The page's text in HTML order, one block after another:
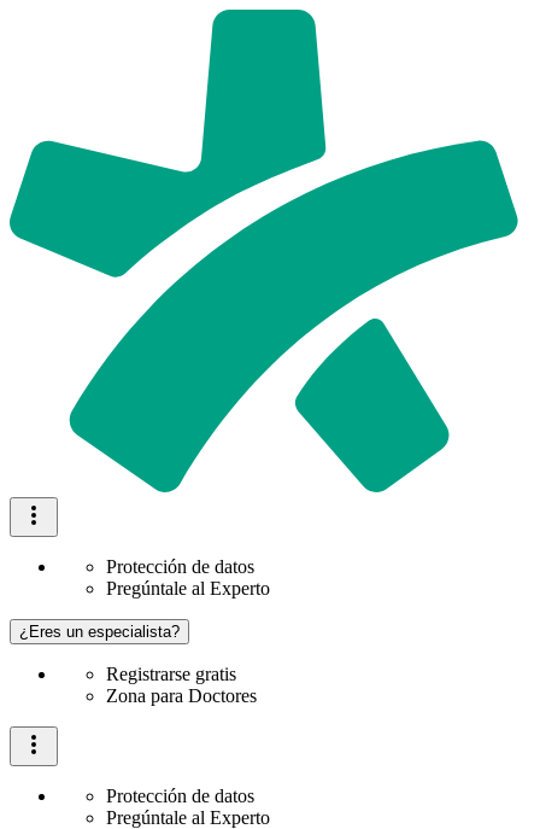
Protección de datos
Pregúntale al Experto
¿Eres un especialista?
Registrarse gratis
Zona para Doctores
Protección de datos
Pregúntale al Experto